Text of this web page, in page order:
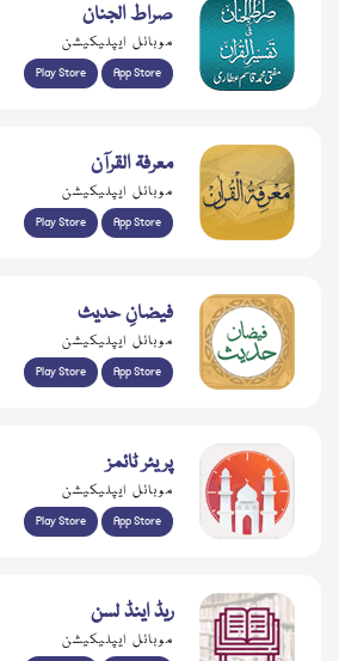
صراط الجنان
موبائل ایپلیکیشن
Play Store App Store
معرفۃ القرآن
موبائل ایپلیکیشن
Play Store App Store
فیضانِ حدیث
موبائل ایپلیکیشن
Play Store App Store
پریئر ٹائمز
موبائل ایپلیکیشن
Play Store App Store
ریڈ اینڈ لسن
موبائل ایپلیکیشن